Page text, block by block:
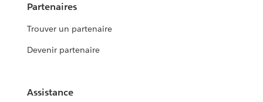
Partenaires
Trouver un partenaire
Devenir partenaire
Assistance